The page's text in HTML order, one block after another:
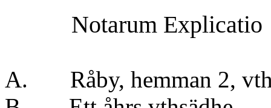
Notarum Explicatio
A. Råby, hemman 2,